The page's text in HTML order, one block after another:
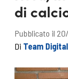
di
Pubblicato il
Di Team Digital